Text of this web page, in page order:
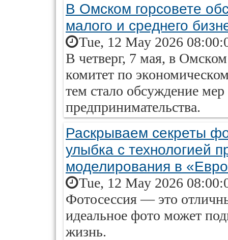
В Омском горсовете
малого и среднего
Tue, 12 May 2026
В четверг, 7 мая, в
комитет по
тем стало обсуждение
предпринимательства.
Раскрываем секреты
улыбка с технологией
моделирования в
Tue, 12 May 2026
Фотосессия — это
идеальное фото может
жизнь.